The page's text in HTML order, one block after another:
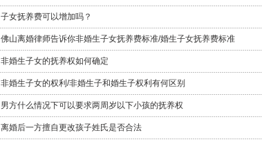
子女抚养费可以增加吗？
佛山离婚律师告诉你非婚生子女抚养费标准/婚生子女抚养费标准
非婚生子女的抚养权如何确定
非婚生子女的权利/非婚生子和婚生子权利有何区别
男方什么情况下可以要求两周岁以下小孩的抚养权
离婚后一方擅自更改孩子姓氏是否合法